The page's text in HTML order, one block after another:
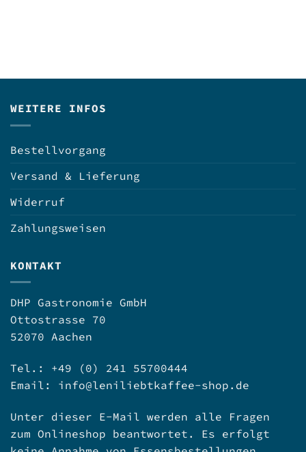
WEITERE INFOS
Bestellvorgang
Versand & Lieferung
Widerruf
Zahlungsweisen
KONTAKT
DHP Gastronomie GmbH
Ottostrasse 70
52070 Aachen
Tel.: +49 (0) 241 55700444
Email: info@leniliebtkaffee-shop.de
Unter dieser E-Mail werden alle Fragen
zum Onlineshop beantwortet. Es erfolgt